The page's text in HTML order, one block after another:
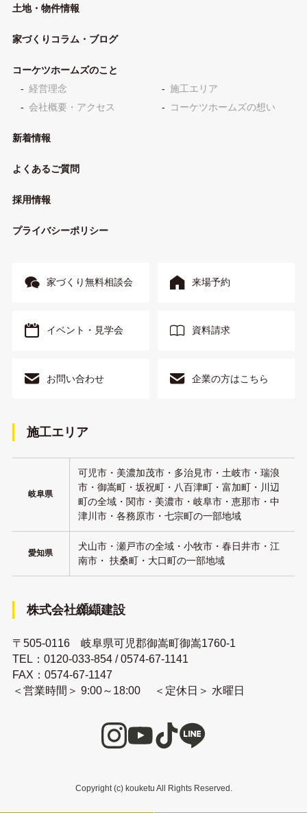
土地・物件情報
家づくりコラム・ブログ
コーケツホームズのこと
経営理念
施工エリア
会社概要・アクセス
コーケツホームズの想い
新着情報
よくあるご質問
採用情報
プライバシーポリシー
家づくり無料相談会 来場予約
イベント・見学会 資料請求
お問い合わせ 企業の方はこちら
施工エリア
岐阜県
可児市・美濃加茂市・多治見市・土岐市・瑞浪
市・御嵩町・坂祝町・八百津町・富加町・川辺
町の全域・関市・美濃市・岐阜市・恵那市・中
津川市・各務原市・七宗町の一部地域
愛知県
犬山市・瀬戸市の全域・小牧市・春日井市・江
南市・ 扶桑町・大口町の一部地域
株式会社纐纈建設
〒505-0116 岐阜県可児郡御嵩町御嵩1760-1
TEL： 0120-033-854/0574-67-1141
FAX：0574-67-1147
＜営業時間＞ 9:00～18:00 ＜定休日＞ 水曜日
Copyright (c) kouketu All Rights Reserved.